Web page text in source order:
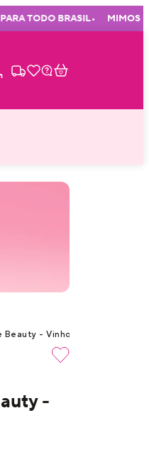
TODO BRASIL• MIMOS EM
- Vinho Poderoso
-